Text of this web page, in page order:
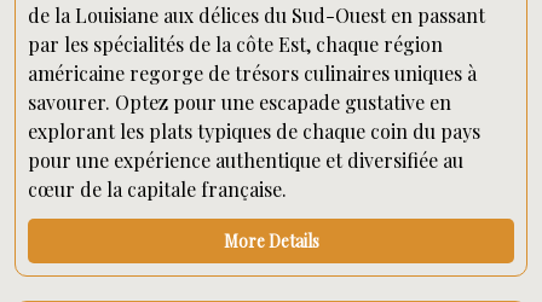
de la Louisiane aux délices du Sud-Ouest en passant
par les spécialités de la côte Est, chaque région
américaine regorge de trésors culinaires uniques à
savourer. Optez pour une escapade gustative en
explorant les plats typiques de chaque coin du pays
pour une expérience authentique et diversifiée au
cœur de la capitale française.
More Details